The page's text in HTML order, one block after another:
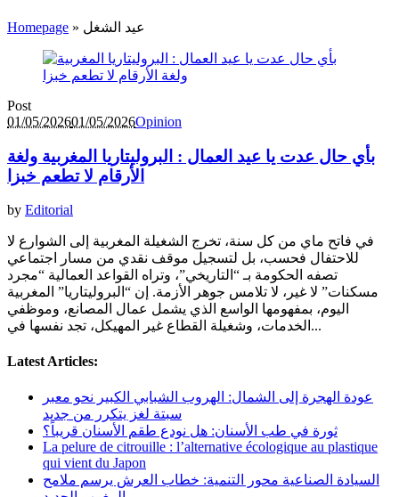
Homepage » عيد الشغل
Post
01/05/202601/05/2026Opinion
بأي حال عدت يا عيد العمال : البروليتاريا المغربية ولغة
الأرقام لا تطعم خبزا
by Editorial
في فاتح ماي من كل سنة، تخرج الشغيلة المغربية إلى الشوارع لا
للاحتفال فحسب، بل لتسجيل موقف نقدي من مسار اجتماعي
تصفه الحكومة بـ “التاريخي”، وتراه القواعد العمالية “مجرد
مسكنات” لا غير، لا تلامس جوهر الأزمة. إن “البروليتاريا” المغربية
اليوم، بمفهومها الواسع الذي يشمل عمال المصانع، وموظفي
الخدمات، وشغيلة القطاع غير المهيكل، تجد نفسها في...
Latest Articles:
عودة الهجرة إلى الشمال: الهروب الشبابي الكبير نحو معبر
سبتة لغز يتكرر من جديد
ثورة في طب الأسنان: هل نودع طقم الأسنان قريباً؟
La pelure de citrouille : l’alternative écologique au plastique
qui vient du Japon
السيادة الصناعية محور التنمية: خطاب العرش يرسم ملامح